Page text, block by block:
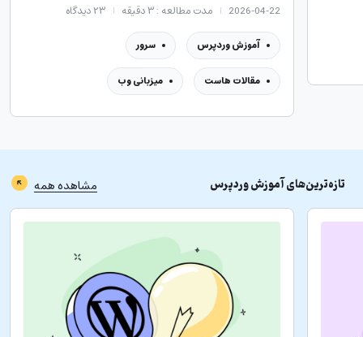
2026-04-22 مدت مطالعه : ۳ دقیقه ۲۳دیدگاه
آموزش وردپرس سرور
مقالات هاست میزبانی وب
تازه‌ترین‌هایآموزش وردپرس مشاهده همه